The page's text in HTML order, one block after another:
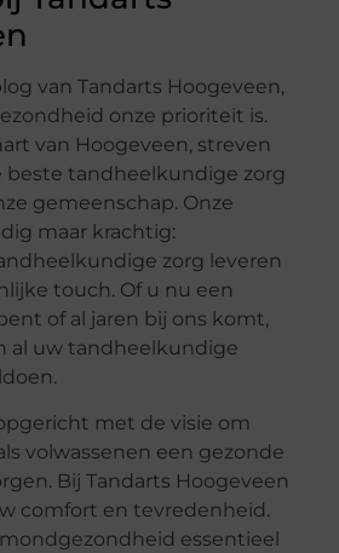
van Tandarts Hoogeveen,
onze prioriteit is.
van Hoogeveen, streven
beste tandheelkundige zorg
gemeenschap. Onze
maar krachtig:
zorg leveren
touch. Of u nu een
of al jaren bij ons komt,
al uw tandheelkundige
met de visie om
volwassenen een gezonde
Bij Tandarts Hoogeveen
comfort en tevredenheid.
essentieel